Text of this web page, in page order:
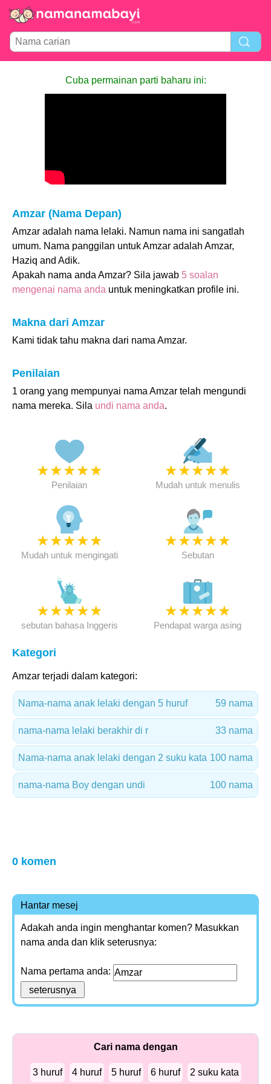
Cuba permainan parti baharu ini:
Amzar (Nama Depan)
Amzar adalah nama lelaki. Namun nama ini sangatlah
umum. Nama panggilan untuk Amzar adalah Amzar,
Haziq and Adik.
Apakah nama anda Amzar? Sila jawab 5 soalan
mengenai nama anda untuk meningkatkan profile ini.
Makna dari Amzar
Kami tidak tahu makna dari nama Amzar.
Penilaian
1 orang yang mempunyai nama Amzar telah mengundi
nama mereka. Sila undi nama anda.
★★★★★
Penilaian
★★★★★
Mudah untuk menulis
★★★★★
Mudah untuk mengingati
★★★★★
Sebutan
★★★★★
sebutan bahasa Inggeris
★★★★★
Pendapat warga asing
Kategori
Amzar terjadi dalam kategori:
Nama-nama anak lelaki dengan 5 huruf 59 nama
nama-nama lelaki berakhir di r 33 nama
Nama-nama anak lelaki dengan 2 suku kata 100 nama
nama-nama Boy dengan undi 100 nama
0 komen
Hantar mesej
Adakah anda ingin menghantar komen? Masukkan
nama anda dan klik seterusnya:
Nama pertama anda:
Cari nama dengan
3 huruf 4 huruf 5 huruf 6 huruf 2 suku kata